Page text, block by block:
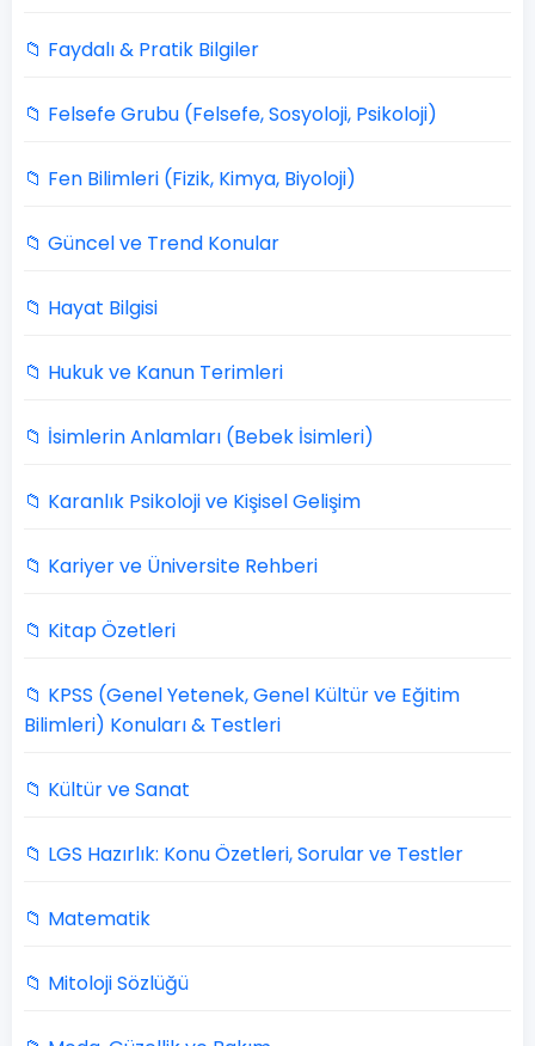
📁 Faydalı & Pratik Bilgiler
📁 Felsefe Grubu (Felsefe, Sosyoloji, Psikoloji)
📁 Fen Bilimleri (Fizik, Kimya, Biyoloji)
📁 Güncel ve Trend Konular
📁 Hayat Bilgisi
📁 Hukuk ve Kanun Terimleri
📁 İsimlerin Anlamları (Bebek İsimleri)
📁 Karanlık Psikoloji ve Kişisel Gelişim
📁 Kariyer ve Üniversite Rehberi
📁 Kitap Özetleri
📁 KPSS (Genel Yetenek, Genel Kültür ve Eğitim
Bilimleri) Konuları & Testleri
📁 Kültür ve Sanat
📁 LGS Hazırlık: Konu Özetleri, Sorular ve Testler
📁 Matematik
📁 Mitoloji Sözlüğü